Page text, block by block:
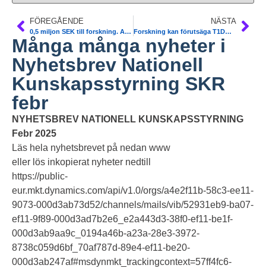
FÖREGÅENDE
0,5 miljon SEK till forskning. Ansökan senast 7/4
NÄSTA
Forskning kan förutsäga T1DM hos barn. Nature Comm
Många många nyheter i
Nyhetsbrev Nationell
Kunskapsstyrning SKR
febr
NYHETSBREV NATIONELL KUNSKAPSSTYRNING
Febr 2025
Läs hela nyhetsbrevet på nedan www
eller lös inkopierat nyheter nedtill
https://public-
eur.mkt.dynamics.com/api/v1.0/orgs/a4e2f11b-58c3-ee11-
9073-000d3ab73d52/channels/mails/vib/52931eb9-ba07-
ef11-9f89-000d3ad7b2e6_e2a443d3-38f0-ef11-be1f-
000d3ab9aa9c_0194a46b-a23a-28e3-3972-
8738c059d6bf_70af787d-89e4-ef11-be20-
000d3ab247af#msdynmkt_trackingcontext=57ff4fc6-